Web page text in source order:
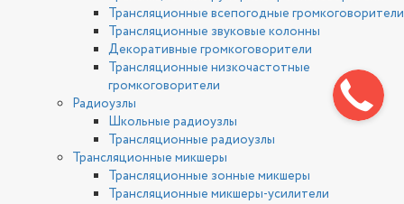
Трансляционные всепогодные громкоговорители
Трансляционные звуковые колонны
Декоративные громкоговорители
Трансляционные низкочастотные
громкоговорители
Радиоузлы
Школьные радиоузлы
Трансляционные радиоузлы
Трансляционные микшеры
Трансляционные зонные микшеры
Трансляционные микшеры-усилители